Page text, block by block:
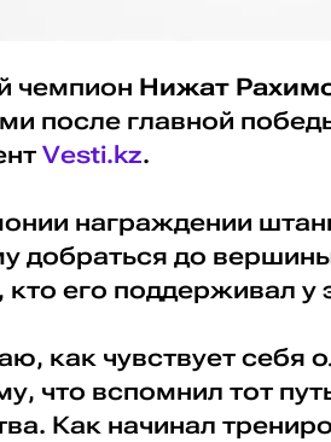
чемпион Нижат
после главной
Vesti.kz.
награждении
добраться до
кто его поддерживал у
как чувствует себя
что вспомнил тот
Как начинал